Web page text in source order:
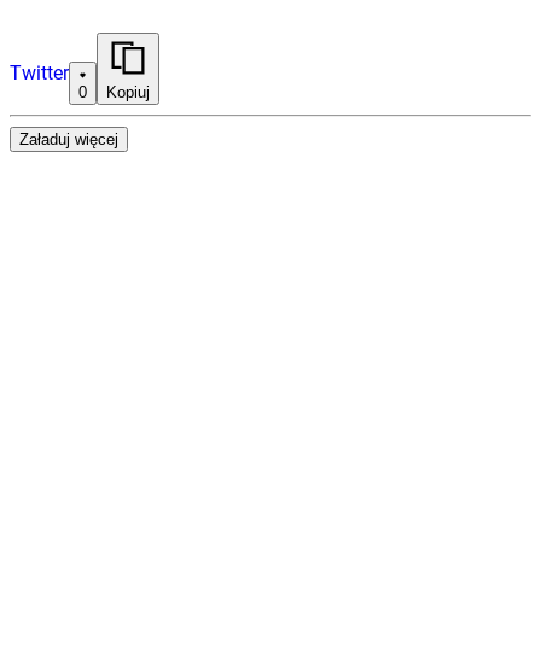
Twitter
0 Kopiuj
Załaduj więcej